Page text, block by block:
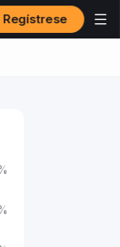
Regístrese